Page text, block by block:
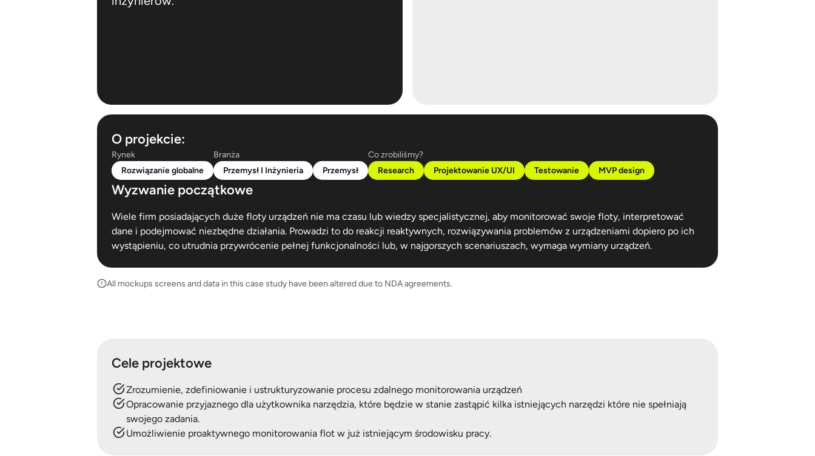
O projekcie:
Rynek
Rozwiązanie globalne
Branża
Przemysł I Inżynieria
Przemysł
Co zrobiliśmy?
Research
Projektowanie UX/UI Testowanie MVP design
Wyzwanie początkowe
Wiele firm posiadających duże floty urządzeń nie ma czasu lub wiedzy specjalistycznej, aby monitorować swoje floty, interpretować
dane i podejmować niezbędne działania. Prowadzi to do reakcji reaktywnych, rozwiązywania problemów z urządzeniami dopiero po ich
wystąpieniu, co utrudnia przywrócenie pełnej funkcjonalności lub, w najgorszych scenariuszach, wymaga wymiany urządzeń.
All mockups screens and data in this case study have been altered due to NDA agreements.
Cele projektowe
Zrozumienie, zdefiniowanie i ustrukturyzowanie procesu zdalnego monitorowania urządzeń
Opracowanie przyjaznego dla użytkownika narzędzia, które będzie w stanie zastąpić kilka istniejących narzędzi które nie spełniają
swojego zadania.
Umożliwienie proaktywnego monitorowania flot w już istniejącym środowisku pracy.